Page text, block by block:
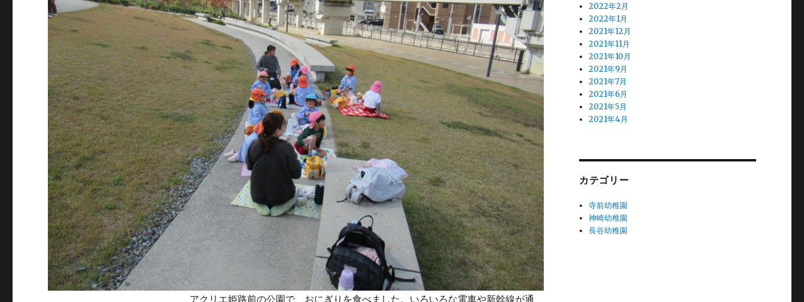
アクリエ姫路前の公園で、おにぎりを食べました。いろいろな電車や新幹線が通
2022年2月
2022年1月
2021年12月
2021年11月
2021年10月
2021年9月
2021年7月
2021年6月
2021年5月
2021年4月
カテゴリー
寺前幼稚園
神崎幼稚園
長谷幼稚園